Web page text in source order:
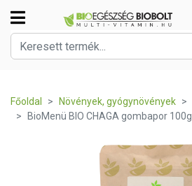
Főoldal Növények, gyógynövények
BioMenü BIO CHAGA gombapor 100g